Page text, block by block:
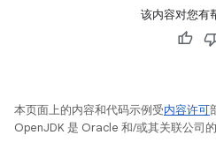
该内容对您有
本页面上的内容和代码示例受内容许可
OpenJDK 是 Oracle 和/或其关联公司的